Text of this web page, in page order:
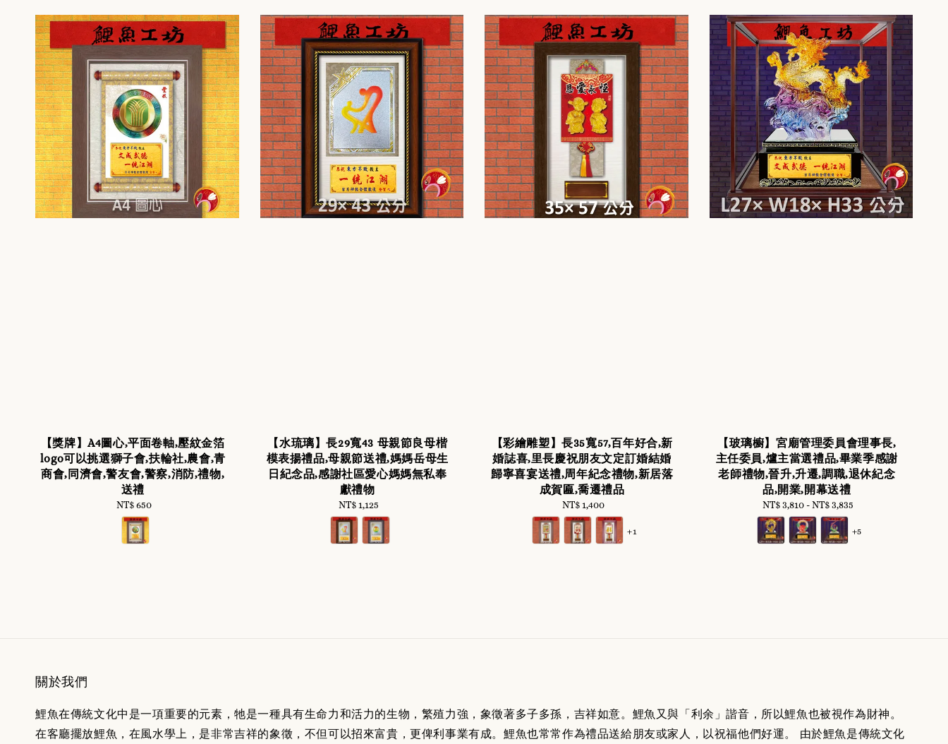
【獎牌】A4圖心,平面卷軸,壓紋金箔
logo可以挑選獅子會,扶輪社,農會,青
商會,同濟會,警友會,警察,消防,禮物,
送禮
Regular
price
NT$ 650
【水琉璃】長29寬43 母親節良母楷
模表揚禮品,母親節送禮,媽媽岳母生
日紀念品,感謝社區愛心媽媽無私奉
獻禮物
Regular
price
NT$ 1,125
【彩繪雕塑】長35寬57,百年好合,新
婚誌喜,里長慶祝朋友文定訂婚結婚
歸寧喜宴送禮,周年紀念禮物,新居落
成賀匾,喬遷禮品
Regular
price
NT$ 1,400
+1
【玻璃櫥】宮廟管理委員會理事長,
主任委員,爐主當選禮品,畢業季感謝
老師禮物,晉升,升遷,調職,退休紀念
品,開業,開幕送禮
Regular
price
NT$ 3,810 -NT$ 3,835
+5
關於我們
鯉魚在傳統文化中是一項重要的元素，牠是一種具有生命力和活力的生物，繁殖力強，象徵著多子多孫，吉祥如意。鯉魚又與「利余」諧音，所以鯉魚也被視作為財神。
在客廳擺放鯉魚，在風水學上，是非常吉祥的象徵，不但可以招來富貴，更俾利事業有成。鯉魚也常常作為禮品送給朋友或家人，以祝福他們好運。 由於鯉魚是傳統文化